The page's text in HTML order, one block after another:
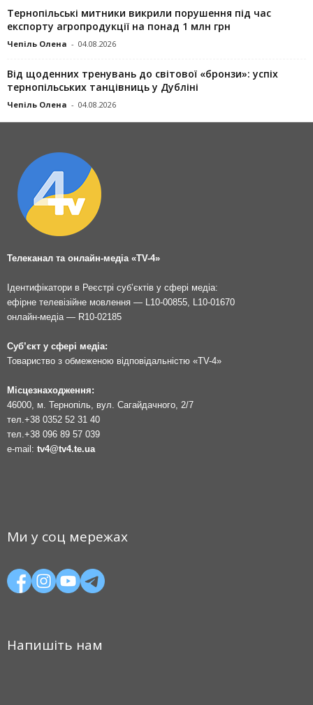
Тернопільські митники викрили порушення під час
експорту агропродукції на понад 1 млн грн
Чепіль Олена - 04.08.2026
Від щоденних тренувань до світової «бронзи»: успіх
тернопільських танцівниць у Дубліні
Чепіль Олена - 04.08.2026
Телеканал та онлайн-медіа «TV-4»
Ідентифікатори в Реєстрі суб’єктів у сфері медіа:
ефірне телевізійне мовлення — L10-00855, L10-01670
онлайн-медіа — R10-02185
Суб’єкт у сфері медіа:
Товариство з обмеженою відповідальністю «TV-4»
Місцезнаходження:
46000, м. Тернопіль, вул. Сагайдачного, 2/7
тел. +38 0352 52 31 40
тел. +38 096 89 57 039
e-mail: tv4@tv4.te.ua
Ми у соц мережах
Напишіть нам